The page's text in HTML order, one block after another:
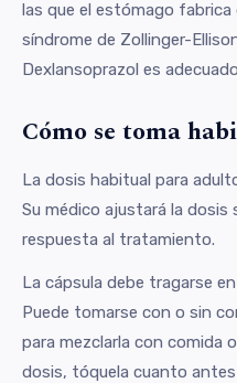
las que el estómago
síndrome de Zollinger-
Dexlansoprazol es
Cómo se toma
La dosis habitual para
Su médico ajustará la dosis
respuesta al tratamiento.
La cápsula debe tragarse
Puede tomarse con o sin
para mezclarla con comida
dosis, tóquela cuanto